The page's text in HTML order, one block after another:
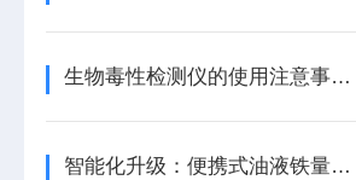
生物毒性检测仪的使用注意事项|蓝景科技
智能化升级：便携式油液铁量仪的技术发展趋势/蓝景科技